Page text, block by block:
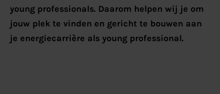
young professionals. Daarom helpen wij je om
jouw plek te vinden en gericht te bouwen aan
je energiecarrière als young professional.